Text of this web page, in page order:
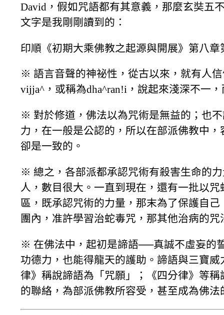
David，假如咒語都有其意義，那麼玄奘五
文字是我剛剛讀到的：
印順《初期大乘佛教之起源與開展》第八章
※ 語言音聲的神祕性，從古以來，就有人
vijja^，或稱為dha^ran!i，說起來淺深不一
※ 對於修道，佛法以為咒術是無益的；也
力，在一般是公認的，所以在部派佛教中
卻是一致的。
※ 總之，各部派都承認咒術有殺害生命的
人，數目很大。一直到現在，還有一批以
區，既承認咒術的力量，那末為了保護自
團內，准許學習治蛇毒咒，那其他治病的
※ 在佛法中，起初是諦語──真誠不虛妄的
功德力，也能得龍天的護助。諦語與三寶
律》稱說諦語為「咒願」；《四分律》等
的聯絡，為部派佛教所容受，甚至成為佛法